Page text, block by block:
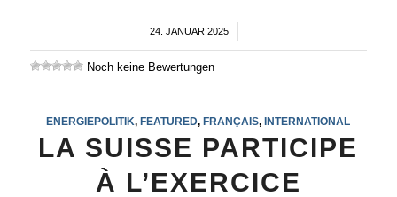
24. JANUAR 2025
/
Noch keine Bewertungen
ENERGIEPOLITIK ,FEATURED ,FRANÇAIS ,INTERNATIONAL
LA SUISSE PARTICIPE
À L’EXERCICE